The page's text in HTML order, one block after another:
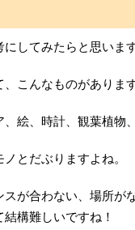
してみたらと思います
こんなものがあります
絵、時計、観葉植物
とだぶりますよね。
が合わない、場所が
構難しいですね！